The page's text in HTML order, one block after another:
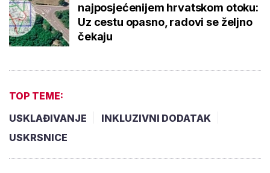
najposjećenijem hrvatskom otoku:
Uz cestu opasno, radovi se željno
čekaju
TOP TEME:
USKLAĐIVANJE
INKLUZIVNI DODATAK
USKRSNICE